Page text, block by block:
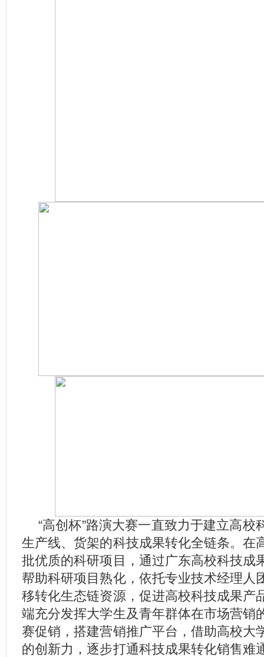
“高创杯”路演大赛一直致力于建立高校
生产线、货架的科技成果转化全链条。在
批优质的科研项目，通过广东高校科技成
帮助科研项目熟化，依托专业技术经理人
移转化生态链资源，促进高校科技成果产
端充分发挥大学生及青年群体在市场营销
赛促销，搭建营销推广平台，借助高校大
的创新力，逐步打通科技成果转化销售难